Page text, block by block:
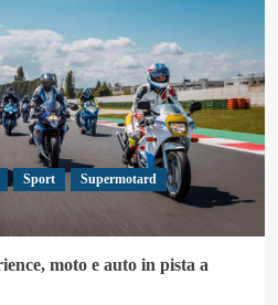
Sport
Supermotard
moto e auto in pista a